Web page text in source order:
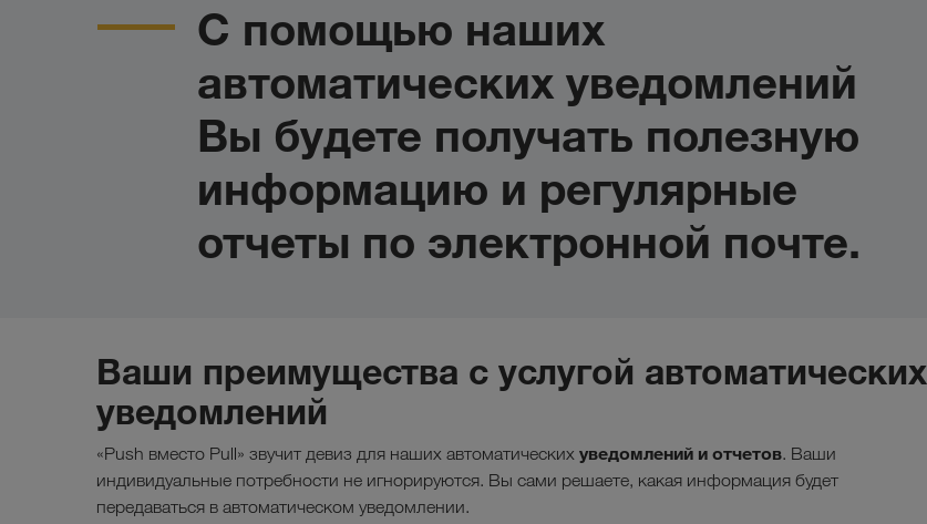
С помощью наших
автоматических уведомлений
Вы будете получать полезную
информацию и регулярные
отчеты по электронной почте.
Ваши преимущества с услугой автоматических
уведомлений
«Push вместо Pull» звучит девиз для наших автоматических уведомлений и отчетов. Ваши
индивидуальные потребности не игнорируются. Вы сами решаете, какая информация будет
передаваться в автоматическом уведомлении.